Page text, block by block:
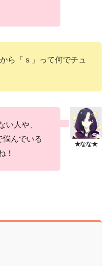
ら「ｓ」って何でチュ
い人や、
悩んでいる
！